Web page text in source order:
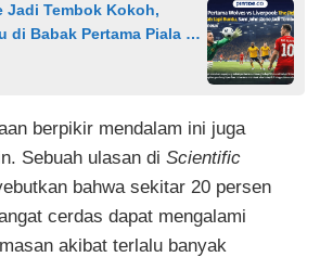
Jadi Tembok Kokoh,
Babak Pertama Piala FA
berpikir mendalam ini juga
Sebuah ulasan di Scientific
bahwa sekitar 20 persen
cerdas dapat mengalami
akibat terlalu banyak